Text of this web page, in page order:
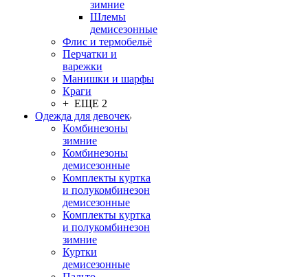
зимние
Шлемы
демисезонные
Флис и термобельё
Перчатки и
варежки
Манишки и шарфы
Краги
+ ЕЩЕ 2
Одежда для девочек
Комбинезоны
зимние
Комбинезоны
демисезонные
Комплекты куртка
и полукомбинезон
демисезонные
Комплекты куртка
и полукомбинезон
зимние
Куртки
демисезонные